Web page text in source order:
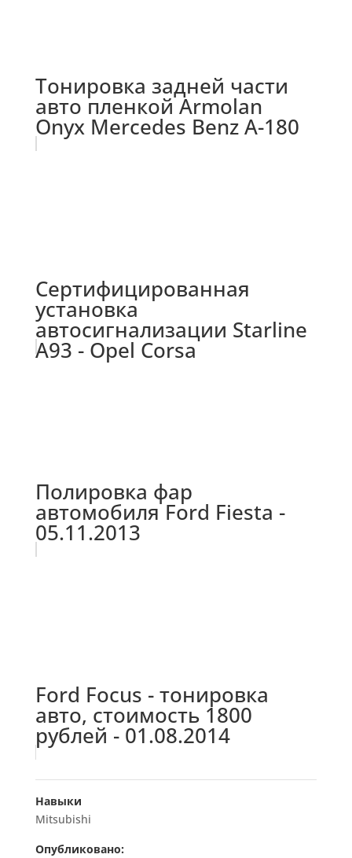
Тонировка задней части
авто пленкой Armolan
Onyx Mercedes Benz A-180
Сертифицированная
установка
автосигнализации Starline
A93 - Opel Corsa
Полировка фар
автомобиля Ford Fiesta -
05.11.2013
Ford Focus - тонировка
авто, стоимость 1800
рублей - 01.08.2014
Навыки
Mitsubishi
Опубликовано: